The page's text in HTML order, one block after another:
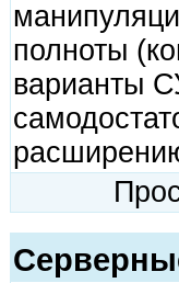
полноты
варианты